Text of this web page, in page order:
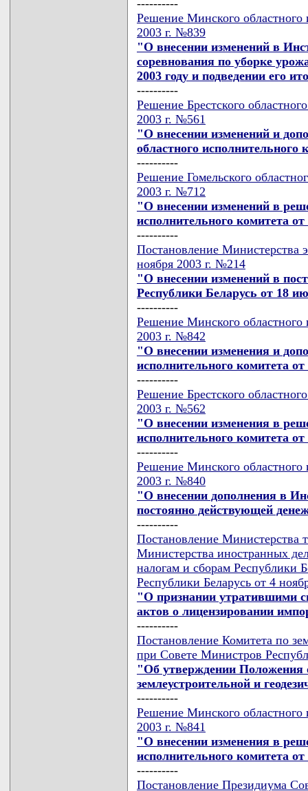
----------
Решение Минского областного
2003 г. №839
"О внесении изменений в
соревнования по уборке
2003 году и подведении его
----------
Решение Брестского
2003 г. №561
"О внесении изменений и
областного исполнительного
----------
Решение Гомельского
2003 г. №712
"О внесении изменений в
исполнительного комитета
----------
Постановление Министерства
ноября 2003 г. №214
"О внесении изменений в
Республики Беларусь от 18
----------
Решение Минского областного
2003 г. №842
"О внесении изменения и
исполнительного комитета
----------
Решение Брестского
2003 г. №562
"О внесении изменения в
исполнительного комитета
----------
Решение Минского областного
2003 г. №840
"О внесении дополнения в
постоянно действующей
----------
Постановление Министерства
Министерства иностранных
налогам и сборам Республики
Республики Беларусь от 4
"О признании утратившими
актов о лицензировании
----------
Постановление Комитета по
при Совете Министров
"Об утверждении Положения
землеустроительной и
----------
Решение Минского областного
2003 г. №841
"О внесении изменения в
исполнительного комитета
----------
Постановление Президиума